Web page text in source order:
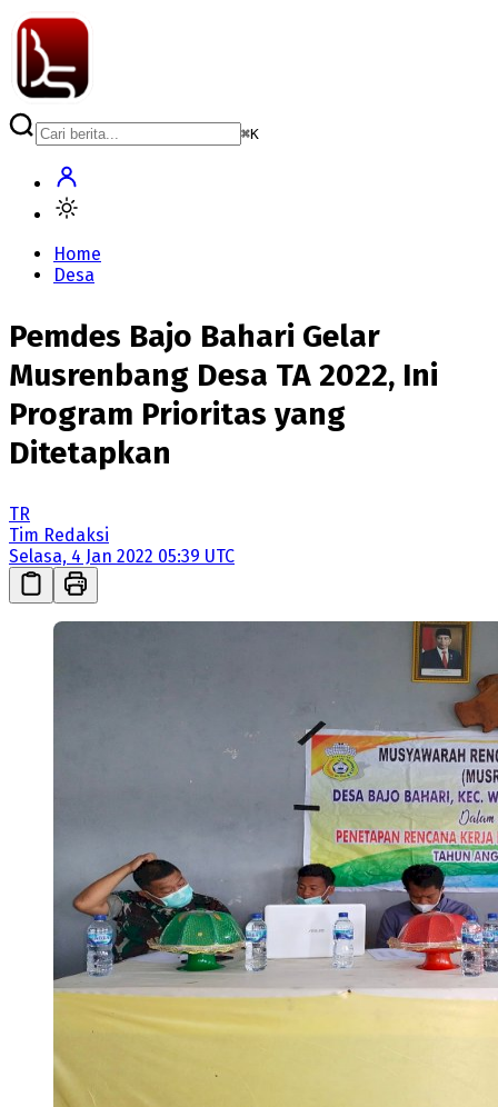
⌘K
Home
Desa
Pemdes Bajo Bahari Gelar
Musrenbang Desa TA 2022, Ini
Program Prioritas yang
Ditetapkan
TR
Tim Redaksi
Selasa, 4 Jan 2022 05:39 UTC